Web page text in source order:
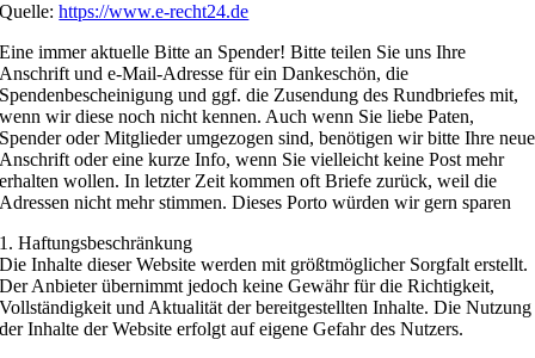
Quelle:https://www.e-recht24.de
Eine immer aktuelle Bitte an Spender! Bitte teilen Sie uns Ihre
Anschrift und e-Mail-Adresse für ein Dankeschön, die
Spendenbescheinigung und ggf. die Zusendung des Rundbriefes mit,
wenn wir diese noch nicht kennen. Auch wenn Sie liebe Paten,
Spender oder Mitglieder umgezogen sind, benötigen wir bitte Ihre neue
Anschrift oder eine kurze Info, wenn Sie vielleicht keine Post mehr
erhalten wollen. In letzter Zeit kommen oft Briefe zurück, weil die
Adressen nicht mehr stimmen. Dieses Porto würden wir gern sparen
1. Haftungsbeschränkung
Die Inhalte dieser Website werden mit größtmöglicher Sorgfalt erstellt.
Der Anbieter übernimmt jedoch keine Gewähr für die Richtigkeit,
Vollständigkeit und Aktualität der bereitgestellten Inhalte. Die Nutzung
der Inhalte der Website erfolgt auf eigene Gefahr des Nutzers.